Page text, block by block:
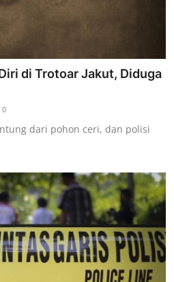
di Trotoar Jakut, Diduga
0
dari pohon ceri, dan polisi